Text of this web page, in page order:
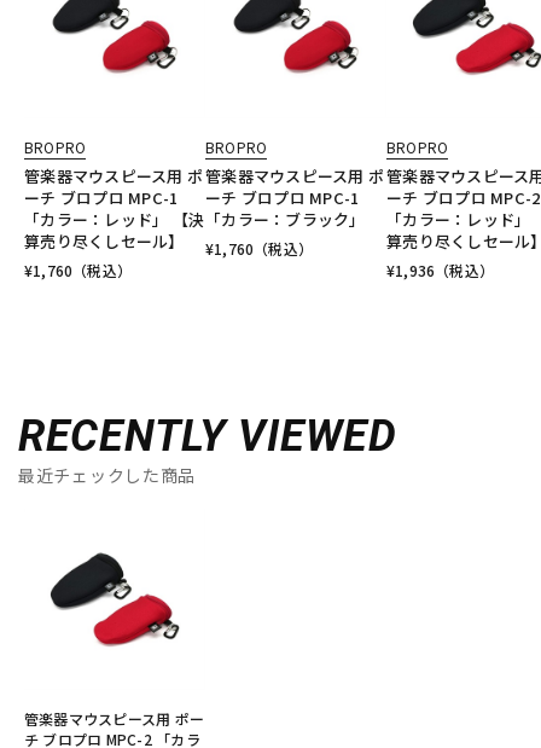
BROPRO
管楽器マウスピース用 ポ
ーチ ブロプロ MPC-1
「カラー：レッド」 【決
算売り尽くしセール】
¥1,760 （税込）
BROPRO
管楽器マウスピース用 ポ
ーチ ブロプロ MPC-1
「カラー：ブラック」
¥1,760 （税込）
BROPRO
管楽器マウスピース
ーチ ブロプロ MPC-2
「カラー：レッド」
算売り尽くしセール
¥1,936 （税込）
RECENTLY VIEWED
最近チェックした商品
管楽器マウスピース用 ポー
チ ブロプロ MPC-2 「カラ